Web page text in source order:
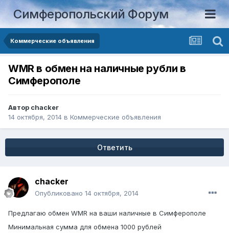
Симферопольский Форум
Коммерческие объявления
WMR в обмен на наличные рубли в
Симферополе
Автор chacker
14 октября, 2014 в Коммерческие объявления
Ответить
chacker
Опубликовано 14 октября, 2014
Предлагаю обмен WMR на ваши наличные в Симферополе
Минимальная сумма для обмена 1000 рублей